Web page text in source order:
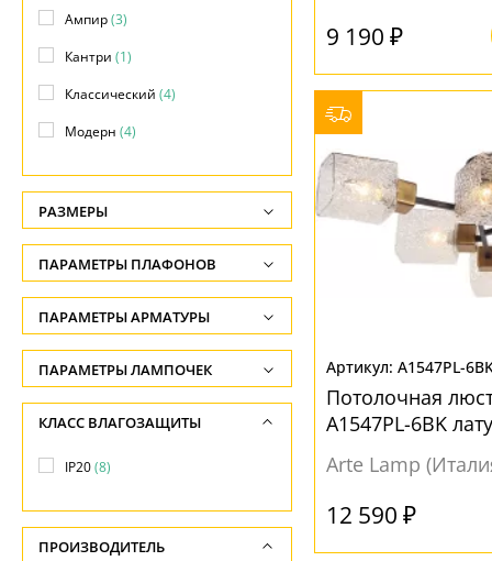
9 190 ₽
A1547PL-
Потолочная
A1547PL-6BK
Arte Lamp
12 590 ₽
Ампир(3)
Кантри (1)
Классический (4)
Модерн (4)
РАЗМЕРЫ
Высота, см
-
Длина подвеса, см
-
Ширина, см
-
Диаметр, см
Длина, см
ПАРАМЕТРЫ ПЛАФОНОВ
ФОРМА ПЛАФОНА
Декоративный(2)
Конус(1)
Полушар(1)
Прямоугольник
ПАРАМЕТРЫ АРМАТУРЫ
ЦВЕТ АРМАТУРЫ
Латунь(8)
МАТЕРИАЛ
Металл(8)
ПАРАМЕТРЫ ЛАМПОЧЕК
Количество ламп
-
Общая мощность ламп
-
Напряжение
КЛАСС ВЛАГОЗАЩИТЫ
IP20(8)
ПРОИЗВОДИТЕЛЬ